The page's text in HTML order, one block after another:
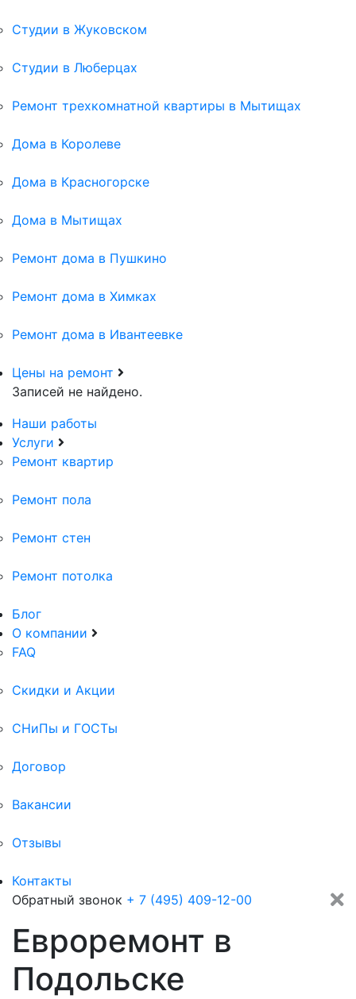
Студии в Жуковском
Студии в Люберцах
Ремонт трехкомнатной квартиры в Мытищах
Дома в Королеве
Дома в Красногорске
Дома в Мытищах
Ремонт дома в Пушкино
Ремонт дома в Химках
Ремонт дома в Ивантеевке
Цены на ремонт
Записей не найдено.
Наши работы
Услуги
Ремонт квартир
Ремонт пола
Ремонт стен
Ремонт потолка
Блог
О компании
FAQ
Скидки и Акции
СНиПы и ГОСТы
Договор
Вакансии
Отзывы
Контакты
Обратный звонок + 7 (495) 409-12-00
Евроремонт в
Подольске